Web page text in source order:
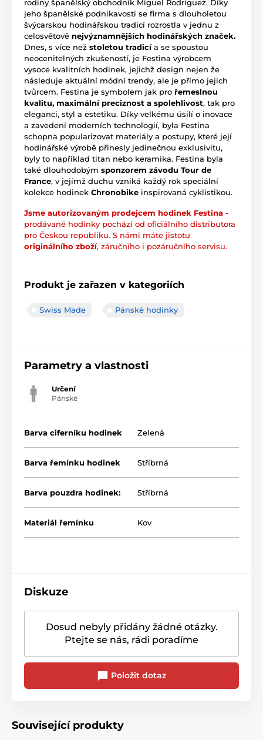
rodiny španělský obchodník Miguel Rodriguez. Díky
jeho španělské podnikavosti se firma s dlouholetou
švýcarskou hodinářskou tradicí rozrostla v jednu z
celosvětově nejvýznamnějších hodinářských značek.
Dnes, s více než stoletou tradicía se spoustou
neocenitelných zkušeností, je Festina výrobcem
vysoce kvalitních hodinek, jejichž design nejen že
následuje aktuální módní trendy, ale je přímo jejich
tvůrcem. Festina je symbolem jak pro řemeslnou
kvalitu, maximální preciznost a spolehlivost, tak pro
eleganci, styl a estetiku. Díky velkému úsilí o inovace
a zavedení moderních technologií, byla Festina
schopna popularizovat materiály a postupy, které její
hodinářské výrobě přinesly jedinečnou exklusivitu,
byly to například titan nebo keramika. Festina byla
také dlouhodobým sponzorem závodu Tour de
France, v jejímž duchu vzniká každý rok speciální
kolekce hodinek Chronobike inspirovaná cyklistikou.
Jsme autorizovaným prodejcem hodinek Festina -
prodávané hodinky pochází od oficiálního distributora
pro Českou republiku. S námi máte jistotu
originálního zboží, záručního i pozáručního servisu.
Produkt je zařazen v kategoriích
Swiss Made Pánské hodinky
Parametry a vlastnosti
Určení
Pánské
Barva ciferníku hodinek Zelená
Barva řemínku hodinek Stříbrná
Barva pouzdra hodinek: Stříbrná
Materiál řemínku Kov
Diskuze
Dosud nebyly přidány žádné otázky.
Ptejte se nás, rádi poradíme
Položit dotaz
Související produkty